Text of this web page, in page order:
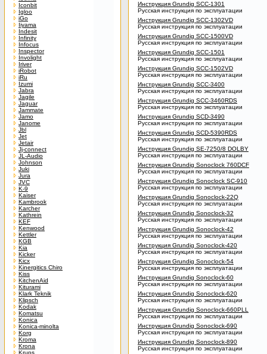
Iconbit
Igloo
iGo
Iiyama
Indesit
Infinity
Infocus
Inspector
Involight
Iriver
iRobot
iRu
Izumi
Jabra
Jagile
Jaguar
Jammate
Jamo
Janome
Jbl
Jet
Jetair
Jj-connect
JL-Audio
Johnson
Juki
Jura
JVC
K-9
Kaiser
Kambrook
Karcher
Kathrein
KEF
Kenwood
Kettler
KGB
Kia
Kicker
Kicx
Kinergitics Chiro
Kiss
KitchenAid
Kiturami
Klark Teknik
Klipsch
Kodak
Komatsu
Konica
Konica-minolta
Korg
Kroma
Krona
Krups
Инструкция Grundig SCC-1301
Русская инструкция по эксплуатации
Инструкция Grundig SCC-1302VD
Русская инструкция по эксплуатации
Инструкция Grundig SCC-1500VD
Русская инструкция по эксплуатации
Инструкция Grundig SCC-1501
Русская инструкция по эксплуатации
Инструкция Grundig SCC-1502VD
Русская инструкция по эксплуатации
Инструкция Grundig SCC-3400
Русская инструкция по эксплуатации
Инструкция Grundig SCC-3460RDS
Русская инструкция по эксплуатации
Инструкция Grundig SCD-3490
Русская инструкция по эксплуатации
Инструкция Grundig SCD-5390RDS
Русская инструкция по эксплуатации
Инструкция Grundig SE-7250/8 DOLBY
Русская инструкция по эксплуатации
Инструкция Grundig Sonoclock 760DCF
Русская инструкция по эксплуатации
Инструкция Grundig Sonoclock SC-910
Русская инструкция по эксплуатации
Инструкция Grundig Sonoclock-22Q
Русская инструкция по эксплуатации
Инструкция Grundig Sonoclock-32
Русская инструкция по эксплуатации
Инструкция Grundig Sonoclock-42
Русская инструкция по эксплуатации
Инструкция Grundig Sonoclock-420
Русская инструкция по эксплуатации
Инструкция Grundig Sonoclock-54
Русская инструкция по эксплуатации
Инструкция Grundig Sonoclock-60
Русская инструкция по эксплуатации
Инструкция Grundig Sonoclock-620
Русская инструкция по эксплуатации
Инструкция Grundig Sonoclock-660PLL
Русская инструкция по эксплуатации
Инструкция Grundig Sonoclock-690
Русская инструкция по эксплуатации
Инструкция Grundig Sonoclock-890
Русская инструкция по эксплуатации